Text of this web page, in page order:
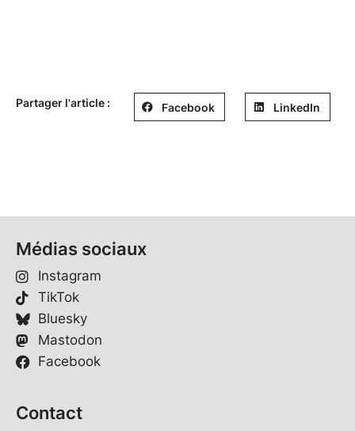
Partager l'article : Facebook LinkedIn
Médias sociaux
Instagram
TikTok
Bluesky
Mastodon
Facebook
Contact